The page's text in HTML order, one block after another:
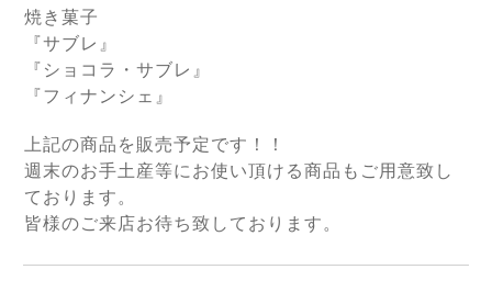
焼き菓子
『サブレ』
『ショコラ・サブレ』
『フィナンシェ』
上記の商品を販売予定です！！
週末のお手土産等にお使い頂ける商品もご用意致し
ております。
皆様のご来店お待ち致しております。